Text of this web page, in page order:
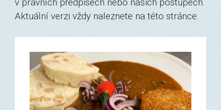
Aktuální verzi vždy naleznete na této stránce.